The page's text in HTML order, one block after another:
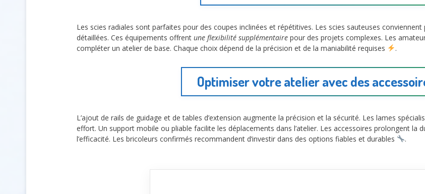
Les scies radiales sont parfaites pour des coupes inclinées et répétitives. Les scies sauteuses
détaillées. Ces équipements offrent une flexibilité supplémentaire pour des projets complexes. Les
compléter un atelier de base. Chaque choix dépend de la précision et de la maniabilité requises
.
Optimiser votre atelier avec des
L’ajout de rails de guidage et de tables d’extension augmente la précision et la sécurité. Les lames
effort. Un support mobile ou pliable facilite les déplacements dans l’atelier. Les accessoires prolongent la
l’efficacité. Les bricoleurs confirmés recommandent d’investir dans des options fiables et durables
.